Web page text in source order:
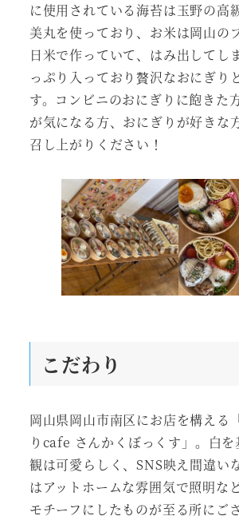
に使用されている海苔は玉野の高
美丸を使っており、お米は岡山の
日米で作っていて、はみ出してし
っぷり入っており贅沢なおにぎり
す。コンビニのおにぎりに飽きた
が気になる方、おにぎりが好きな
召し上がりください！
こだわり
岡山県岡山市南区にお店を構える
りcafe さんかくぼっくす」。白
観は可愛らしく、SNS映え間違い
はアットホームな雰囲気で照明な
モチーフにしたものが至る所にご